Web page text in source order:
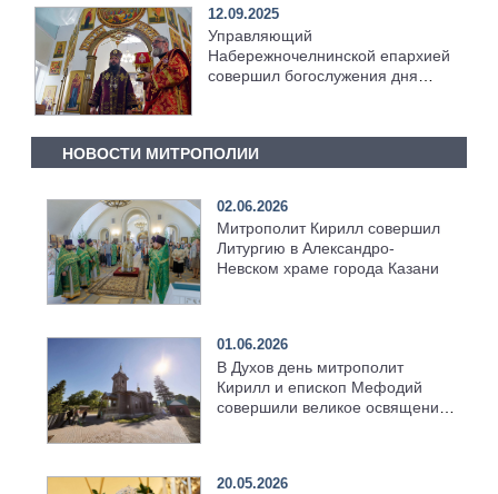
12.09.2025
Управляющий
Набережночелнинской епархией
совершил богослужения дня
НОВОСТИ МИТРОПОЛИИ
02.06.2026
Митрополит Кирилл совершил
Литургию в Александро-
Невском храме города Казани
01.06.2026
В Духов день митрополит
Кирилл и епископ Мефодий
совершили великое освящение
20.05.2026